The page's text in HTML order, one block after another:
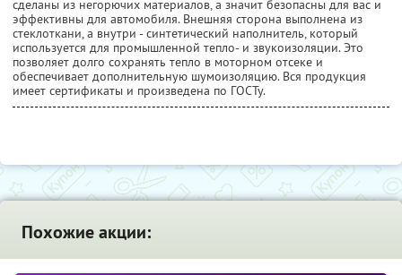
сделаны из негорючих материалов, а значит безопасны для вас и
эффективны для автомобиля. Внешняя сторона выполнена из
стеклоткани, а внутри - синтетический наполнитель, который
используется для промышленной тепло- и звукоизоляции. Это
позволяет долго сохранять тепло в моторном отсеке и
обеспечивает дополнительную шумоизоляцию. Вся продукция
имеет сертификаты и произведена по ГОСТу.
Похожие акции: